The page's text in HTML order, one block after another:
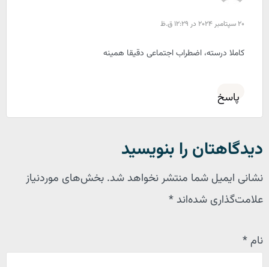
20 سپتامبر 2024 در 12:29 ق.ظ
کاملا درسته، اضطراب اجتماعی دقیقا همینه
پاسخ
دیدگاهتان را بنویسید
نشانی ایمیل شما منتشر نخواهد شد. بخش‌های موردنیاز
علامت‌گذاری شده‌اند *
نام *